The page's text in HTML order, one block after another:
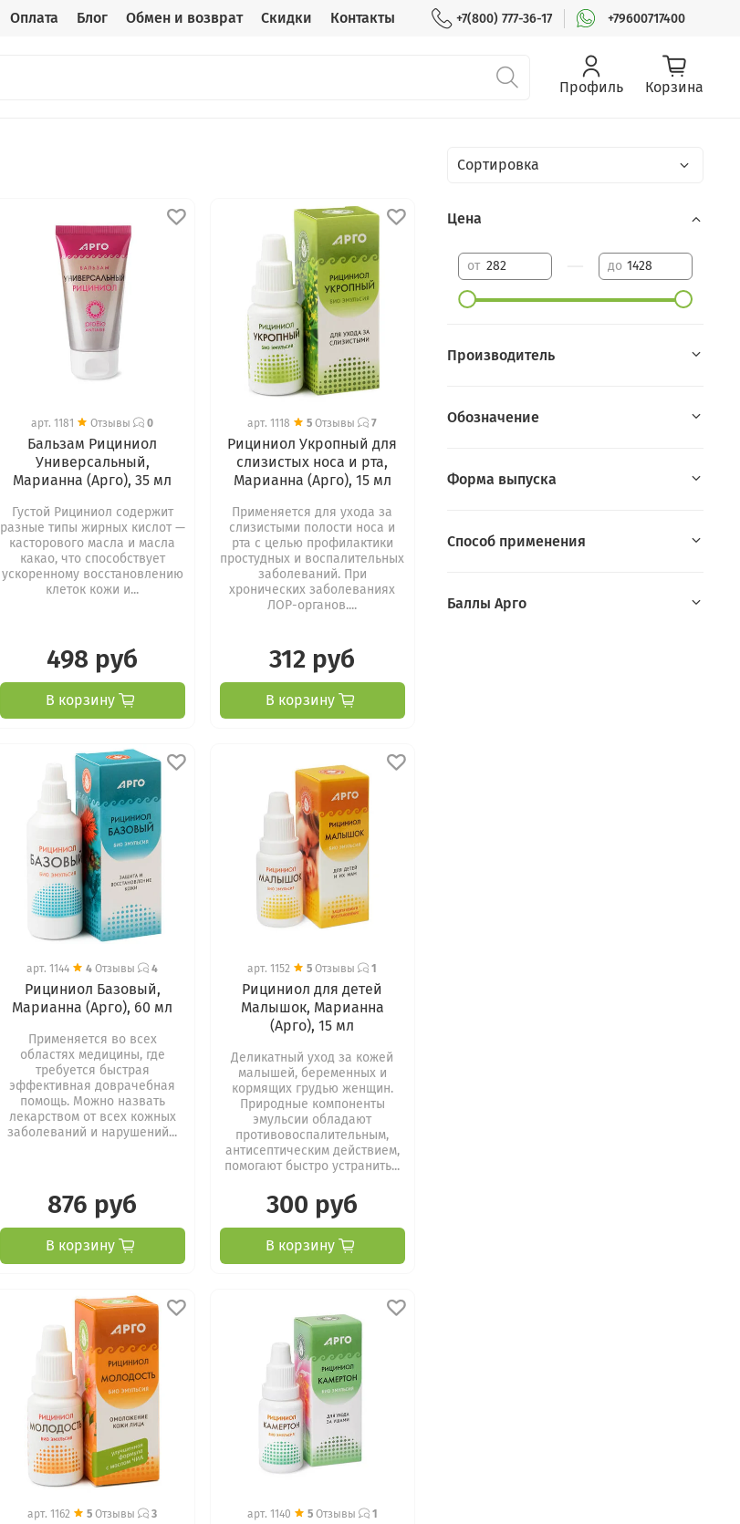
Оплата Блог Обмен и возврат Скидки Контакты +7(800) 777-36-17 +79600717400
Профиль Корзина
арт.1181 Отзывы 0
Бальзам Рициниол
Универсальный,
Марианна (Арго), 35 мл
Густой Рициниол содержит
разные типы жирных кислот —
касторового масла и масла
какао, что способствует
ускоренному восстановлению
клеток кожи и...
498 руб
В корзину
арт.1118 5 Отзывы 7
Рициниол Укропный для
слизистых носа и рта,
Марианна (Арго), 15 мл
Применяется для ухода за
слизистыми полости носа и
рта с целью профилактики
простудных и воспалительных
заболеваний. При
хронических заболеваниях
ЛОР-органов....
312 руб
В корзину
арт.1144 4 Отзывы 4
Рициниол Базовый,
Марианна (Арго), 60 мл
Применяется во всех
областях медицины, где
требуется быстрая
эффективная доврачебная
помощь. Можно назвать
лекарством от всех кожных
заболеваний и нарушений...
876 руб
В корзину
арт.1152 5 Отзывы 1
Рициниол для детей
Малышок, Марианна
(Арго), 15 мл
Деликатный уход за кожей
малышей, беременных и
кормящих грудью женщин.
Природные компоненты
эмульсии обладают
противовоспалительным,
антисептическим действием,
помогают быстро устранить...
300 руб
В корзину
арт.1162 5 Отзывы 3 арт. 1140 5Отзывы 1
Цена
от до
Производитель
Обозначение
Форма выпуска
Способ применения
Баллы Арго